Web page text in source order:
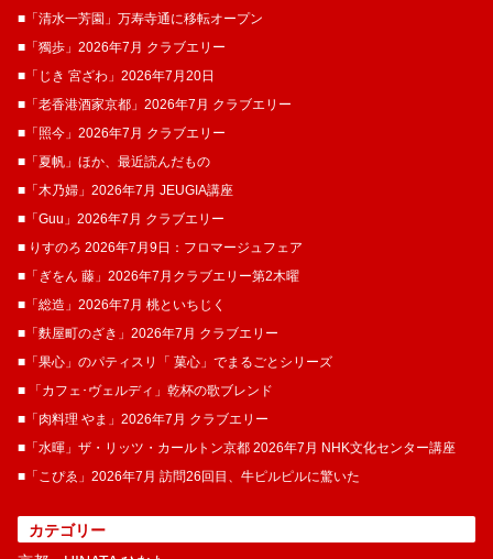
■「清水一芳園」万寿寺通に移転オープン
■「獨歩」2026年7月 クラブエリー
■「じき 宮ざわ」2026年7月20日
■「老香港酒家京都」2026年7月 クラブエリー
■「照今」2026年7月 クラブエリー
■「夏帆」ほか、最近読んだもの
■「木乃婦」2026年7月 JEUGIA講座
■「Guu」2026年7月 クラブエリー
■ りすのろ 2026年7月9日：フロマージュフェア
■「ぎをん 藤」2026年7月クラブエリー第2木曜
■「総造」2026年7月 桃といちじく
■「麩屋町のざき」2026年7月 クラブエリー
■「果心」のパティスリ「 菓​心」でまるごとシリーズ
■ 「カフェ･ヴェルディ」乾杯の歌ブレンド
■「肉料理 やま」2026年7月 クラブエリー
■「水暉」ザ・リッツ・カールトン京都 2026年7月 NHK文化センター講座
■「こぴゑ」2026年7月 訪問26回目、牛ピルピルに驚いた
カテゴリー